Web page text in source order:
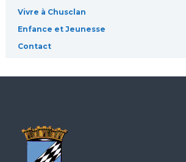
Vivre à Chusclan
Enfance et Jeunesse
Contact